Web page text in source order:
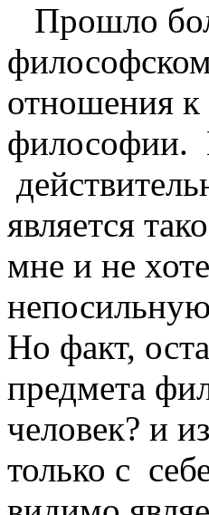
Прошло
отношения
философии.
является
мне и не
Но факт,
предмета
человек? и
только с